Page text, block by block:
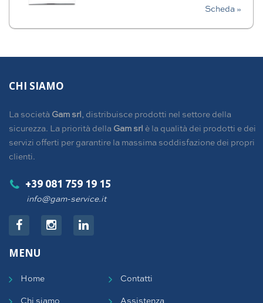
Scheda »
CHI SIAMO
La società Gam srl , distribuisce prodotti nel settore della
sicurezza. La priorità della Gam srl è la qualità dei prodotti e dei
servizi offerti per garantire la massima soddisfazione dei propri
clienti.
+39 081 759 19 15
info@gam-service.it
MENU
Home Contatti